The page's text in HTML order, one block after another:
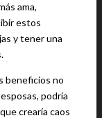
ama,
estos
y tener una
beneficios no
podría
crearía caos